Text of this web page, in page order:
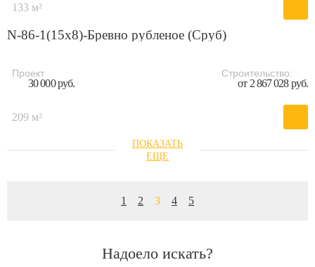
133 м²
N-86-1(15х8)-Бревно рубленое (Сруб)
Проект
30 000 руб.
Строительство:
от 2 867 028 руб.
209 м²
1 2 3 4 5
Надоело искать?